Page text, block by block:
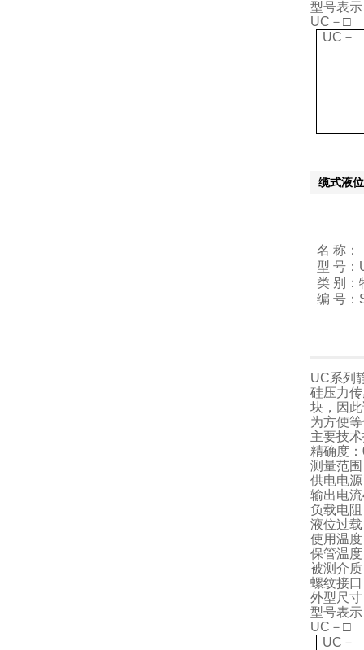
型号表
UC－
UC－
缆式液
名 称：
型 号：
类 别：
编 号：
UC系列
硅压力
块，因
为方便
主要技
精确度
测量范
供电电
输出电
负载电
液位过
使用温
保管温
被测介
螺纹接
外型尺
型号表
UC－
UC－